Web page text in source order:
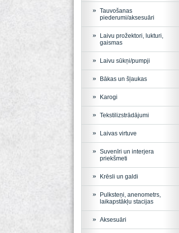
Tauvošanas
piederumi/aksesuāri
Laivu prožektori, lukturi,
gaismas
Laivu sūkņi/pumpji
Bākas un šļaukas
Karogi
Tekstilizstrādājumi
Laivas virtuve
Suvenīri un interjera
priekšmeti
Krēsli un galdi
Pulksteņi, anenometrs,
laikapstākļu stacijas
Aksesuāri